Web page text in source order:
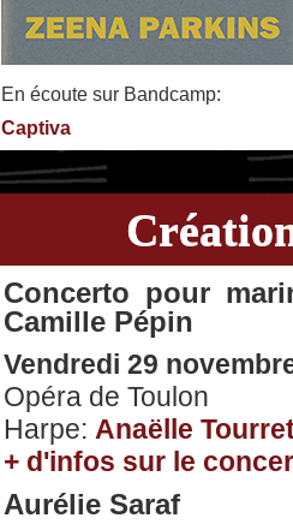
En écoute sur Bandcamp:
Captiva
Concerto pour
Camille Pépin
Vendredi 29
Opéra de Toulon
Harpe: Anaëlle
+ d'infos sur le
Aurélie Saraf